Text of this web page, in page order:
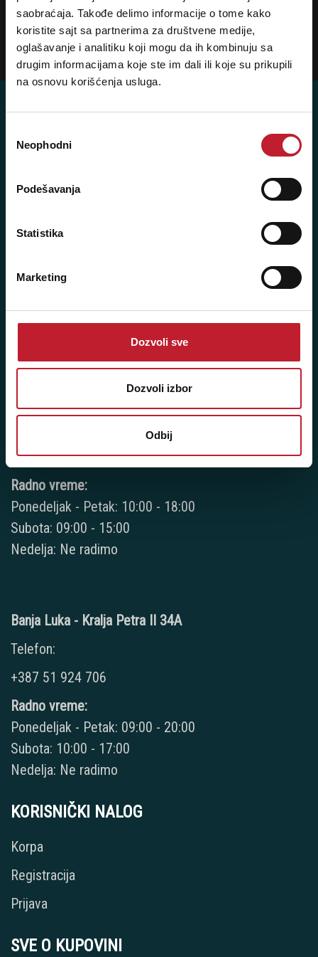
saobraćaja. Takođe delimo informacije o tome kako
koristite sajt sa partnerima za društvene medije,
oglašavanje i analitiku koji mogu da ih kombinuju sa
drugim informacijama koje ste im dali ili koje su prikupili
na osnovu korišćenja usluga.
сагласности
Neophodni
Podešavanja
Statistika
Marketing
Dozvoli sve
Dozvoli izbor
Odbij
Ukoliko želite da dobijete najnovije informacije o novitetima i popustima,
prijavite se na naš NEWSLETTER!
Šifra djelatnosti: 46.19
Posredovanje u trgovini raznovrsnim proizvodima
NAŠE PRODAVNICE
Bijeljina - Njegoševa 16
Telefoni:
+387 66 224 417
Radno vreme:
Ponedeljak - Petak: 10:00 - 18:00
Subota: 09:00 - 15:00
Nedelja: Ne radimo
Banja Luka - Kralja Petra II 34A
Telefon:
+387 51 924 706
Radno vreme:
Ponedeljak - Petak: 09:00 - 20:00
Subota: 10:00 - 17:00
Nedelja: Ne radimo
KORISNIČKI NALOG
Korpa
Registracija
Prijava
SVE O KUPOVINI